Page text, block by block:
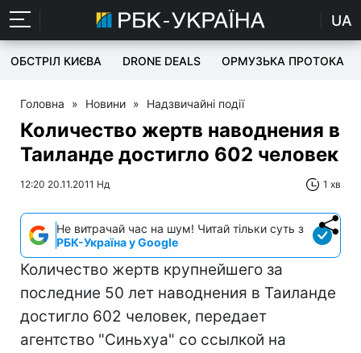
UA
ОБСТРІЛ КИЄВА DRONE DEALS ОРМУЗЬКА ПРОТОКА
Головна » Новини » Надзвичайні події
Количество жертв наводнения в
Таиланде достигло 602 человек
12:20 20.11.2011 Нд 1 хв
Не витрачай час на шум! Читай тільки суть з
РБК-Україна у Google
Количество жертв крупнейшего за
последние 50 лет наводнения в Таиланде
достигло 602 человек, передает
агентство "Синьхуа" со ссылкой на